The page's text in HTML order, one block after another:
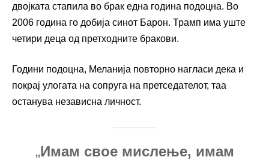
двојката стапила во брак една година подоцна. Во
2006 година го добија синот Барон. Трамп има уште
четири деца од претходните бракови.
Години подоцна, Меланија повторно нагласи дека и
покрај улогата на сопруга на претседателот, таа
останува независна личност.
„Имам свое мислење, имам